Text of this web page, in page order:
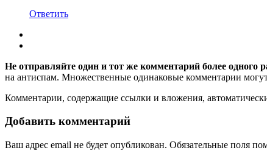
Ответить
Не отправляйте один и тот же комментарий более одного
на антиспам. Множественные одинаковые комментарии
Комментарии, содержащие ссылки и вложения,
Добавить комментарий
Ваш адрес email не будет опубликован. Обязательные поля